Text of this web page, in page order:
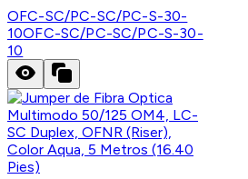
OFC-SC/PC-SC/PC-S-30-
10OFC-SC/PC-SC/PC-S-30-
10